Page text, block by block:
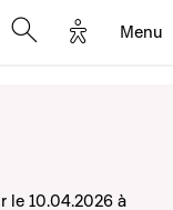
Options
Menu
le 10.04.2026 à